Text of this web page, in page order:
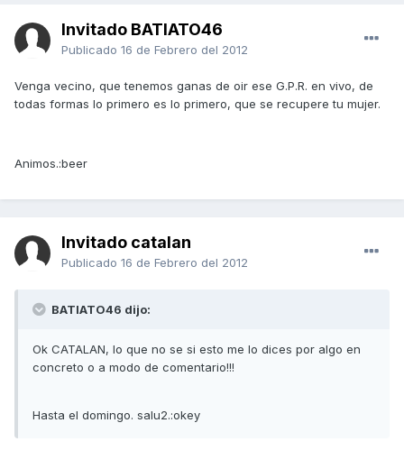
Invitado BATIATO46
Publicado 16 de Febrero del 2012
Venga vecino, que tenemos ganas de oir ese G.P.R. en vivo, de
todas formas lo primero es lo primero, que se recupere tu mujer.
Animos.:beer
Invitado catalan
Publicado 16 de Febrero del 2012
BATIATO46 dijo:
Ok CATALAN, lo que no se si esto me lo dices por algo en
concreto o a modo de comentario!!!
Hasta el domingo. salu2.:okey